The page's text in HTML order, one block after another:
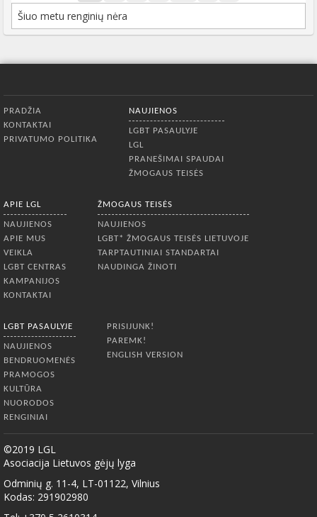
Šiuo metu renginių nėra
PRADŽIA
KONTAKTAI
PRIVATUMO POLITIKA
NAUJIENOS
LGBT PASAULYJE
LGL
PRANEŠIMAI SPAUDAI
ŽMOGAUS TEISĖS
APIE LGL
NAUJIENOS
APIE MUS
VEIKLA
LGBT CENTRAS
KAMPANIJOS
KONTAKTAI
ŽMOGAUS TEISĖS
NAUJIENOS
LGBT* ŽMOGAUS TEISĖS LIETUVOJE
TARPTAUTINIAI STANDARTAI
NAUDINGA ŽINOTI
LGBT PASAULYJE
NAUJIENOS
BENDRUOMENĖS
PRAMOGOS
KULTŪRA
NUORODOS
RENGINIAI
PRISIJUNK!
PAREMK!
ENGLISH VERSION
©2019 LGL
Asociacija Lietuvos gėjų lyga
Odminių g. 11-4, LT-01122, Vilnius
Kodas: 291902980